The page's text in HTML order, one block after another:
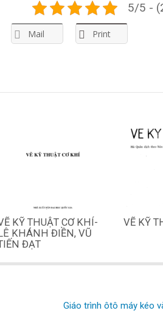
5/5 -
Mail Print
KỸ THUẬT CƠ KHÍ-
LÊ KHÁNH ĐIỀN, VŨ
ĐẠT
VẼ KỸ
Giáo trình ôtô máy kéo